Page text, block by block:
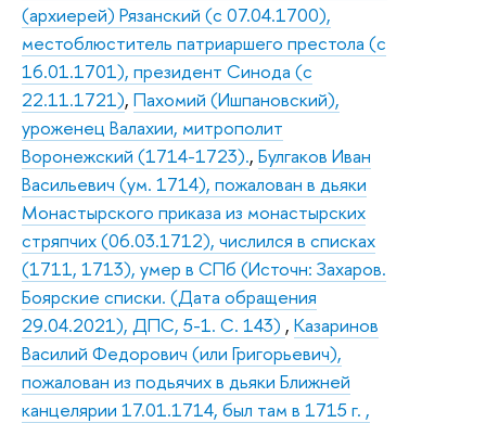
(архиерей) Рязанский (с 07.04.1700),
местоблюститель патриаршего престола (с
16.01.1701), президент Синода (с
22.11.1721), Пахомий (Ишпановский),
уроженец Валахии, митрополит
Воронежский (1714-1723)., Булгаков Иван
Васильевич (ум. 1714), пожалован в дьяки
Монастырского приказа из монастырских
стряпчих (06.03.1712), числился в списках
(1711, 1713), умер в СПб (Источн: Захаров.
Боярские списки. (Дата обращения
29.04.2021), ДПС, 5-1. С. 143) , Казаринов
Василий Федорович (или Григорьевич),
пожалован из подьячих в дьяки Ближней
канцелярии 17.01.1714, был там в 1715 г. ,